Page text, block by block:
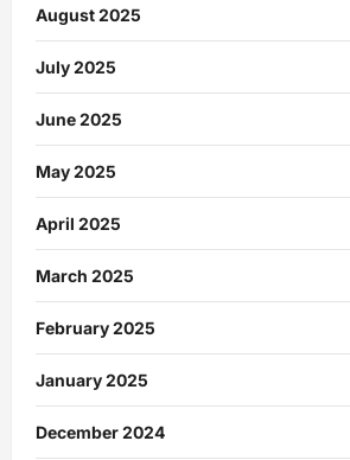
August 2025
July 2025
June 2025
May 2025
April 2025
March 2025
February 2025
January 2025
December 2024